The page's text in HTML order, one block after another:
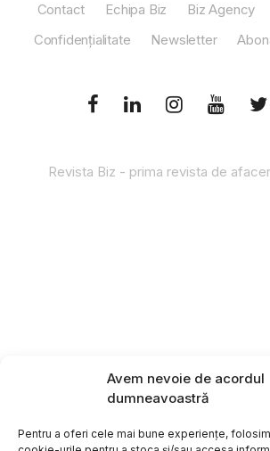
Avem nevoie de acordul
dumneavoastră
Pentru a oferi cele mai bune experiențe,
Contact Echipa Biz Biz Agency
Confidențialitate
Newsletter
Revista Biz - prima revista de